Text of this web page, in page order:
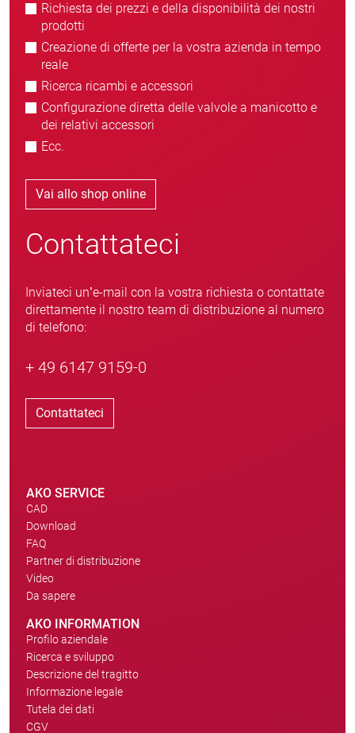
Richiesta dei prezzi e della disponibilità dei nostri
prodotti
Creazione di offerte per la vostra azienda in tempo
reale
Ricerca ricambi e accessori
Configurazione diretta delle valvole a manicotto e
dei relativi accessori
Ecc.
Vai allo shop online
Contattateci
Inviateci un’e-mail con la vostra richiesta o contattate
direttamente il nostro team di distribuzione al numero
di telefono:
+ 49 6147 9159-0
Contattateci
AKO SERVICE
CAD
Download
FAQ
Partner di distribuzione
Video
Da sapere
AKO INFORMATION
Profilo aziendale
Ricerca e sviluppo
Descrizione del tragitto
Informazione legale
Tutela dei dati
CGV